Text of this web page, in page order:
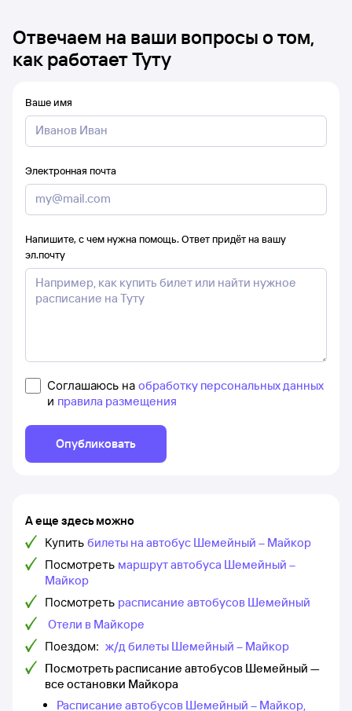
Отвечаем на ваши вопросы о том,
как работает Туту
Ваше имя
Электронная почта
Напишите, с чем нужна помощь. Ответ придёт на вашу
эл.почту
Соглашаюсь на обработку персональных данных
и правила размещения
Опубликовать
А еще здесь можно
Купить билеты на автобус Шемейный – Майкор
Посмотреть маршрут автобуса Шемейный –
Майкор
Посмотреть расписание автобусов Шемейный
Отели в Майкоре
Поездом: ж/д билеты Шемейный – Майкор
Посмотреть расписание автобусов Шемейный —
все остановки Майкора
Расписание автобусов Шемейный – Майкор,